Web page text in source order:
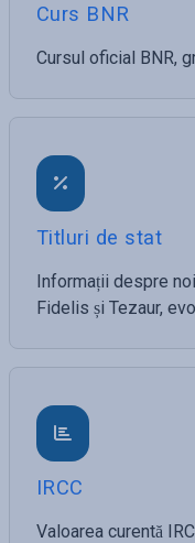
Curs BNR
Cursul oficial BNR,
Titluri de stat
Informații despre
Fidelis și Tezaur,
IRCC
Valoarea curentă